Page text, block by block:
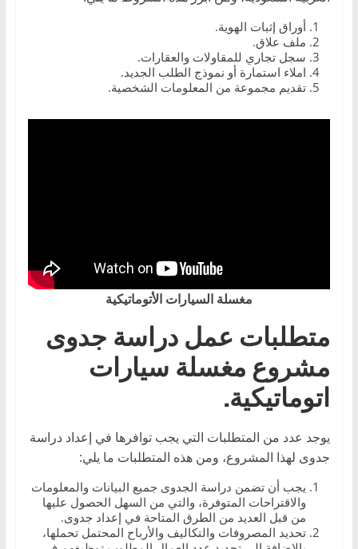
أوراق إثبات الهوية.
ملف علاق.
سجل تجاري للمقاولات والعقارات.
املاء استمارة أو نموذج الطلب الجديد.
تقديم مجموعة من المعلومات الشخصية.
مغسلة السيارات الأتوماتيكية
متطلبات عمل دراسة جدوى
مشروع مغسلة سيارات
اتوماتيكية.
يوجد عدد من المتطلبات التي يجب توافرها في إعداد دراسة
جدوى لهذا المشروع، ومن هذه المتطلبات ما يلي:
يجب أن تضمن دراسة الجدوى جميع البيانات والمعلومات
والاقتراحات المتوفرة، والتي من السهل الحصول عليها
من قبل العديد من الطرق المتاحة في إعداد جدوى.
تحديد المصروفات والتكاليف والأرباح المحتمل تحملها،